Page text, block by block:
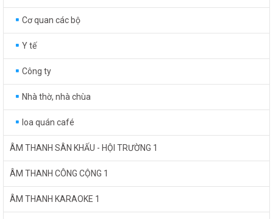
Cơ quan các bộ
Y tế
Công ty
Nhà thờ, nhà chùa
loa quán café
ÂM THANH SÂN KHẤU - HỘI TRƯỜNG 1
ÂM THANH CÔNG CỘNG 1
ÂM THANH KARAOKE 1